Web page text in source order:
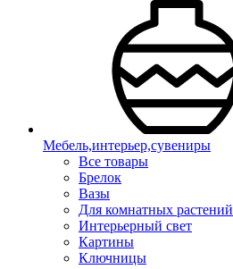
Мебель,интерьер,сувениры
Все товары
Брелок
Вазы
Для комнатных растений
Интерьерный свет
Картины
Ключницы